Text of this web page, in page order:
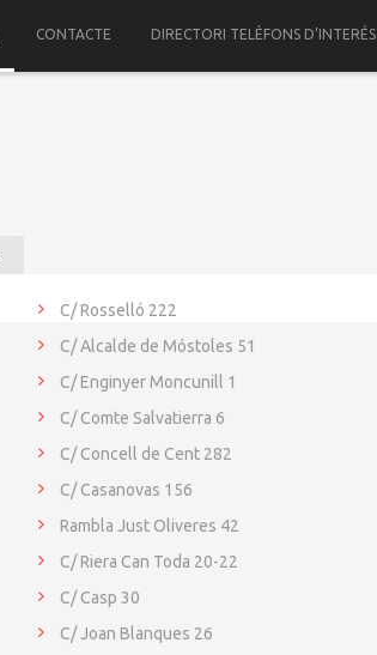
CONTACTE DIRECTORI TELÈFONS D’INTERÉS
C/ Rosselló 222
C/ Alcalde de Móstoles 51
C/ Enginyer Moncunill 1
C/ Comte Salvatierra 6
C/ Concell de Cent 282
C/ Casanovas 156
Rambla Just Oliveres 42
C/ Riera Can Toda 20-22
C/ Casp 30
C/ Joan Blanques 26